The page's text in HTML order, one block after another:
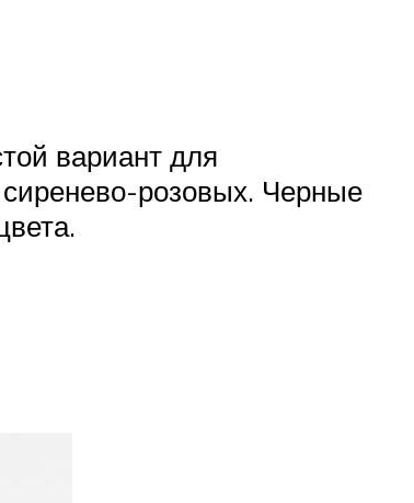
вариант для
розовых. Черные